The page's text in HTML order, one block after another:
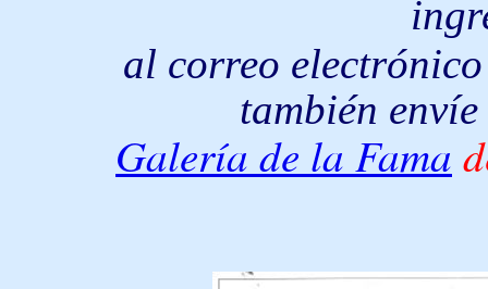
al correo
también
Galería de la Fama